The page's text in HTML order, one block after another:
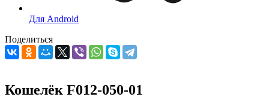
Для Android
Поделиться
Кошелёк F012-050-01